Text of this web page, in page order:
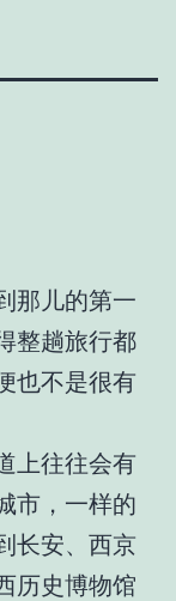
那儿的第一
整趟旅行都
也不是很有
上往往会有
市，一样的
长安、西京
历史博物馆